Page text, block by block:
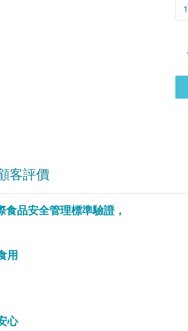
客評價
食品安全管理標準驗證，
用
心